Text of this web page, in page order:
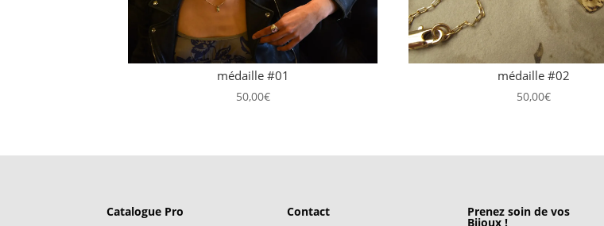
médaille #01
50,00€
médaille #02
50,00€
Catalogue Pro Contact Prenez soin de vos
Bijoux !